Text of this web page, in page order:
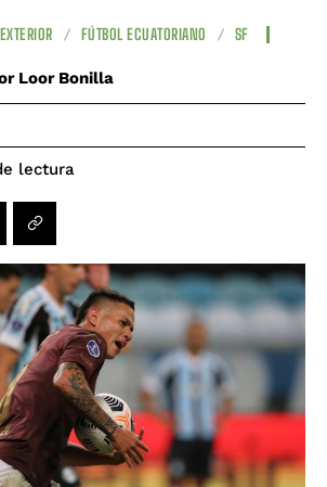
FÚTBOL ECUATORIANO SF
Loor Bonilla
lectura